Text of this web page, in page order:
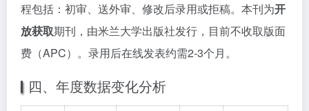
程包括：初审、送外审、修改后录用或拒稿。本刊为开
放获取期刊，由米兰大学出版社发行，目前不收取版面
费（APC）。录用后在线发表约需2-3个月。
四、年度数据变化分析